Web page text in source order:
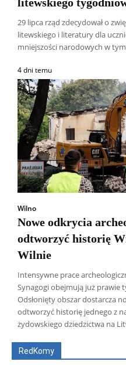
29 lipca rząd zdecydował o
litewskiego i literatury dla
mniejszości narodowych w
4 dni temu
Wilno
Nowe odkrycia
odtworzyć historię
Wilnie
Intensywne prace
Synagogi obejmują już prawie
Odsłonięty obszar dostarcza
odtworzyć historię jednego z
żydowskiego dziedzictwa na
RedKomy
Wszyscy
ks. Jarosław